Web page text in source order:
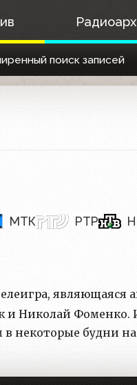
поиск записей
МТК РТР
являющаяся
и Николай Фоменко.
некоторые будни